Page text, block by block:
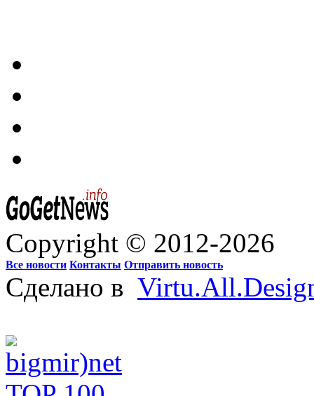
Copyright © 2012-2026
Все новости Контакты Отправить новость
Сделано в